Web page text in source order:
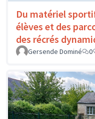
Du matériel
élèves et des
des récrés
Gersende Dominé 0